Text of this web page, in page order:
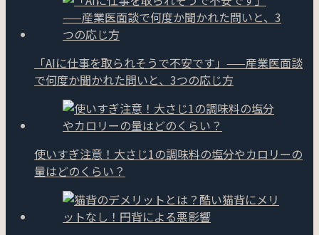
「AIに仕事を取られそうで不安です」——産業医面談
で何度か聞かれた問いと、3つの応じ方
使いすぎ注意！大さじ1の調味料の塩分やカロリーの
量はどのくらい？